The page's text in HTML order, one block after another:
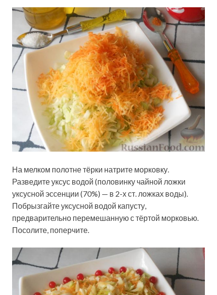
На мелком полотне тёрки натрите морковку.
Разведите уксус водой (половинку чайной ложки
уксусной эссенции (70%) — в 2-х ст. ложках воды).
Побрызгайте уксусной водой капусту,
предварительно перемешанную с тёртой морковью.
Посолите, поперчите.